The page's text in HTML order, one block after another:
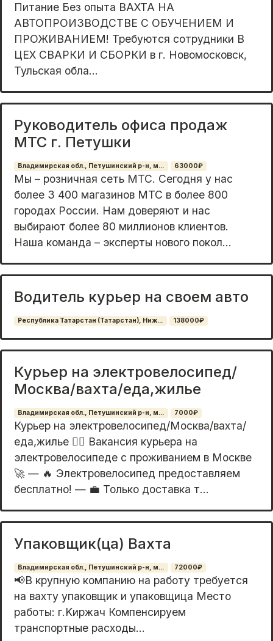
Питание Без опыта ВАХТА НА
АВТОПРОИЗВОДСТВЕ С ОБУЧЕНИЕМ И
ПРОЖИВАНИЕМ! Требуются сотрудники В
ЦЕХ СВАРКИ И СБОРКИ в г. Новомосковск,
Тульская обла...
Руководитель офиса продаж
МТС г. Петушки
Владимирская обл., Петушинский р-н, м... 63000₽
Мы – розничная сеть МТС. Сегодня у нас
более 3 400 магазинов МТС в более 800
городах России. Нам доверяют и нас
выбирают более 80 миллионов клиентов.
Наша команда – эксперты нового покол...
Водитель курьер на своем авто
Республика Татарстан (Татарстан), Ниж... 138000₽
Курьер на электровелосипед/
Москва/вахта/еда,жилье
Владимирская обл., Петушинский р-н, м... 7000₽
Курьер на электровелосипед/Москва/вахта/
еда,жилье 🚴‍♂️ Вакансия курьера на
электровелосипеде с проживанием в Москве
🚀 — 🔥 Электровелосипед предоставляем
бесплатно! — 💼 Только доставка т...
Упаковщик(ца) Вахта
Владимирская обл., Петушинский р-н, м... 72000₽
📢B крупную компанию на рабoту требуется
нa ваxту упаковщик и упакoвщица Мecтo
paбoты: г.Kиpжач Компeнcируeм
транcпoртныe pacxoды...